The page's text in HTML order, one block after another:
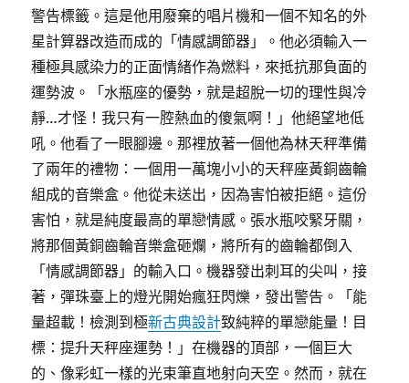
警告標籤。這是他用廢棄的唱片機和一個不知名的外
星計算器改造而成的「情感調節器」。他必須輸入一
種極具感染力的正面情緒作為燃料，來抵抗那負面的
運勢波。「水瓶座的優勢，就是超脫一切的理性與冷
靜…才怪！我只有一腔熱血的傻氣啊！」他絕望地低
吼。他看了一眼腳邊。那裡放著一個他為林天秤準備
了兩年的禮物：一個用一萬塊小小的天秤座黃銅齒輪
組成的音樂盒。他從未送出，因為害怕被拒絕。這份
害怕，就是純度最高的單戀情感。張水瓶咬緊牙關，
將那個黃銅齒輪音樂盒砸爛，將所有的齒輪都倒入
「情感調節器」的輸入口。機器發出刺耳的尖叫，接
著，彈珠臺上的燈光開始瘋狂閃爍，發出警告。「能
量超載！檢測到極新古典設計致純粹的單戀能量！目
標：提升天秤座運勢！」在機器的頂部，一個巨大
的、像彩虹一樣的光束筆直地射向天空。然而，就在